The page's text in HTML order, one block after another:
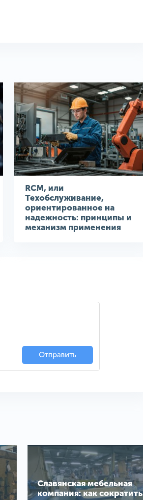
RCM, или
Техобслуживание,
ориентированное на
надежность: принципы и
механизм применения
Отправить
Славянская мебельная
компания: как сократить